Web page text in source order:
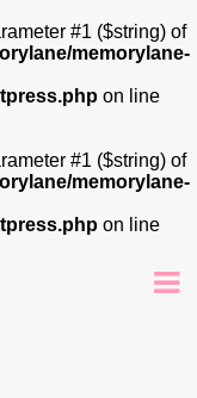
#1 ($string) of
memorylane-
on line
#1 ($string) of
memorylane-
on line